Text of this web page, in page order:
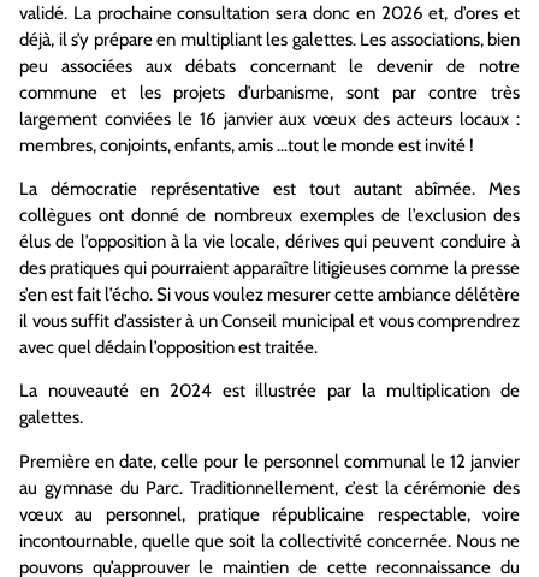
validé. La prochaine consultation sera donc en 2026 et, d’ores et
déjà, il s’y prépare en multipliant les galettes. Les associations, bien
peu associées aux débats concernant le devenir de notre
commune et les projets d’urbanisme, sont par contre très
largement conviées le 16 janvier aux vœux des acteurs locaux :
membres, conjoints, enfants, amis …tout le monde est invité !
La démocratie représentative est tout autant abîmée. Mes
collègues ont donné de nombreux exemples de l’exclusion des
élus de l’opposition à la vie locale, dérives qui peuvent conduire à
des pratiques qui pourraient apparaître litigieuses comme la presse
s’en est fait l’écho. Si vous voulez mesurer cette ambiance délétère
il vous suffit d’assister à un Conseil municipal et vous comprendrez
avec quel dédain l’opposition est traitée.
La nouveauté en 2024 est illustrée par la multiplication de
galettes.
Première en date, celle pour le personnel communal le 12 janvier
au gymnase du Parc. Traditionnellement, c’est la cérémonie des
vœux au personnel, pratique républicaine respectable, voire
incontournable, quelle que soit la collectivité concernée. Nous ne
pouvons qu’approuver le maintien de cette reconnaissance du